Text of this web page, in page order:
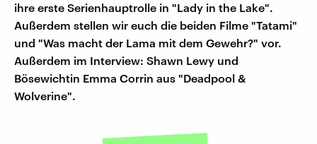
ihre erste Serienhauptrolle in "Lady in the Lake".
Außerdem stellen wir euch die beiden Filme "Tatami"
und "Was macht der Lama mit dem Gewehr?" vor.
Außerdem im Interview: Shawn Lewy und
Bösewichtin Emma Corrin aus "Deadpool &
Wolverine".